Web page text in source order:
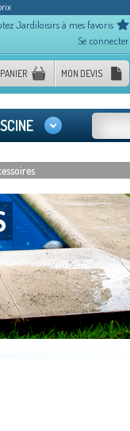
Jardiloisirs à mes favoris
Se connecter
MON DEVIS